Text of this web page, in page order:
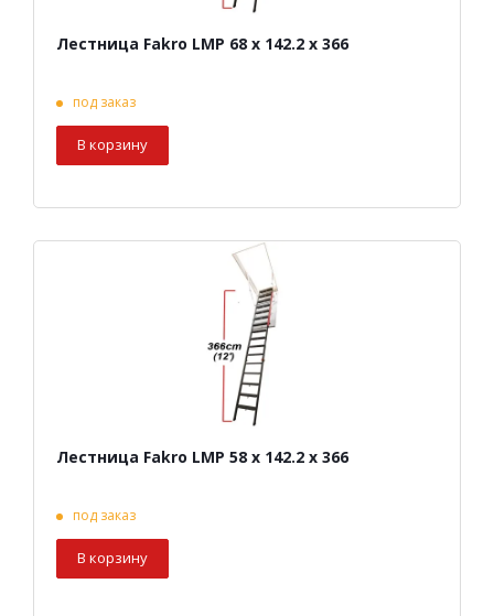
Лестница Fakro LMP 68 х 142.2 х 366
под заказ
В корзину
Лестница Fakro LMP 58 х 142.2 х 366
под заказ
В корзину